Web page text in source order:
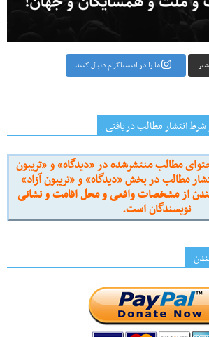
ما را در اینستاگرام دنبال کنید
انتشار مطالب دریافتی
مطالب منتشرشده در «دیدگاه» و «تریبون
مطالب در بخش «دیدگاه» و «تریبون آزاد»
از مشخصات واقعی و محل اقامت و نشانی
نویسندگان است.